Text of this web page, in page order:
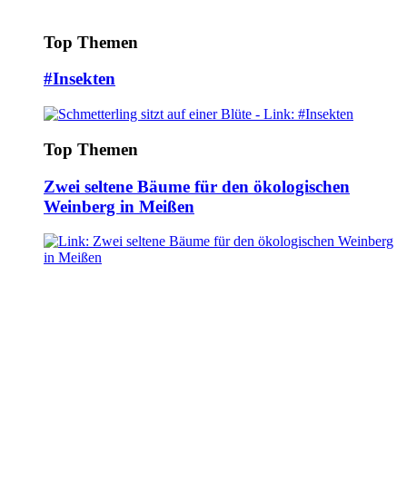
Top Themen
#Insekten
Top Themen
Zwei seltene Bäume für den ökologischen
Weinberg in Meißen